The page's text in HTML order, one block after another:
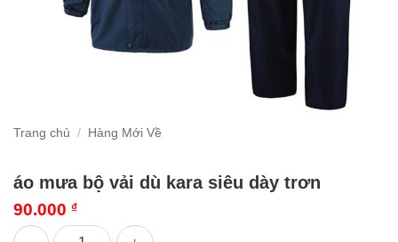
Trang chủ / Hàng Mới Về
áo mưa bộ vải dù kara siêu dày trơn
90.000 ₫
áo mưa bộ vải dù kara siêu dày trơn số lượng